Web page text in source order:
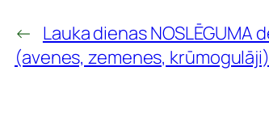
← Lauka dienas NOSLĒGUMA
(avenes, zemenes, krūmogulāji)